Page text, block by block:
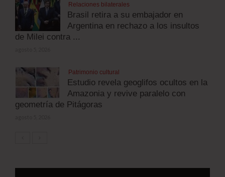
Relaciones bilaterales
Brasil retira a su embajador en
Argentina en rechazo a los insultos
de Milei contra ...
Patrimonio cultural
Estudio revela geoglifos ocultos en la
Amazonia y revive paralelo con
geometría de Pitágoras